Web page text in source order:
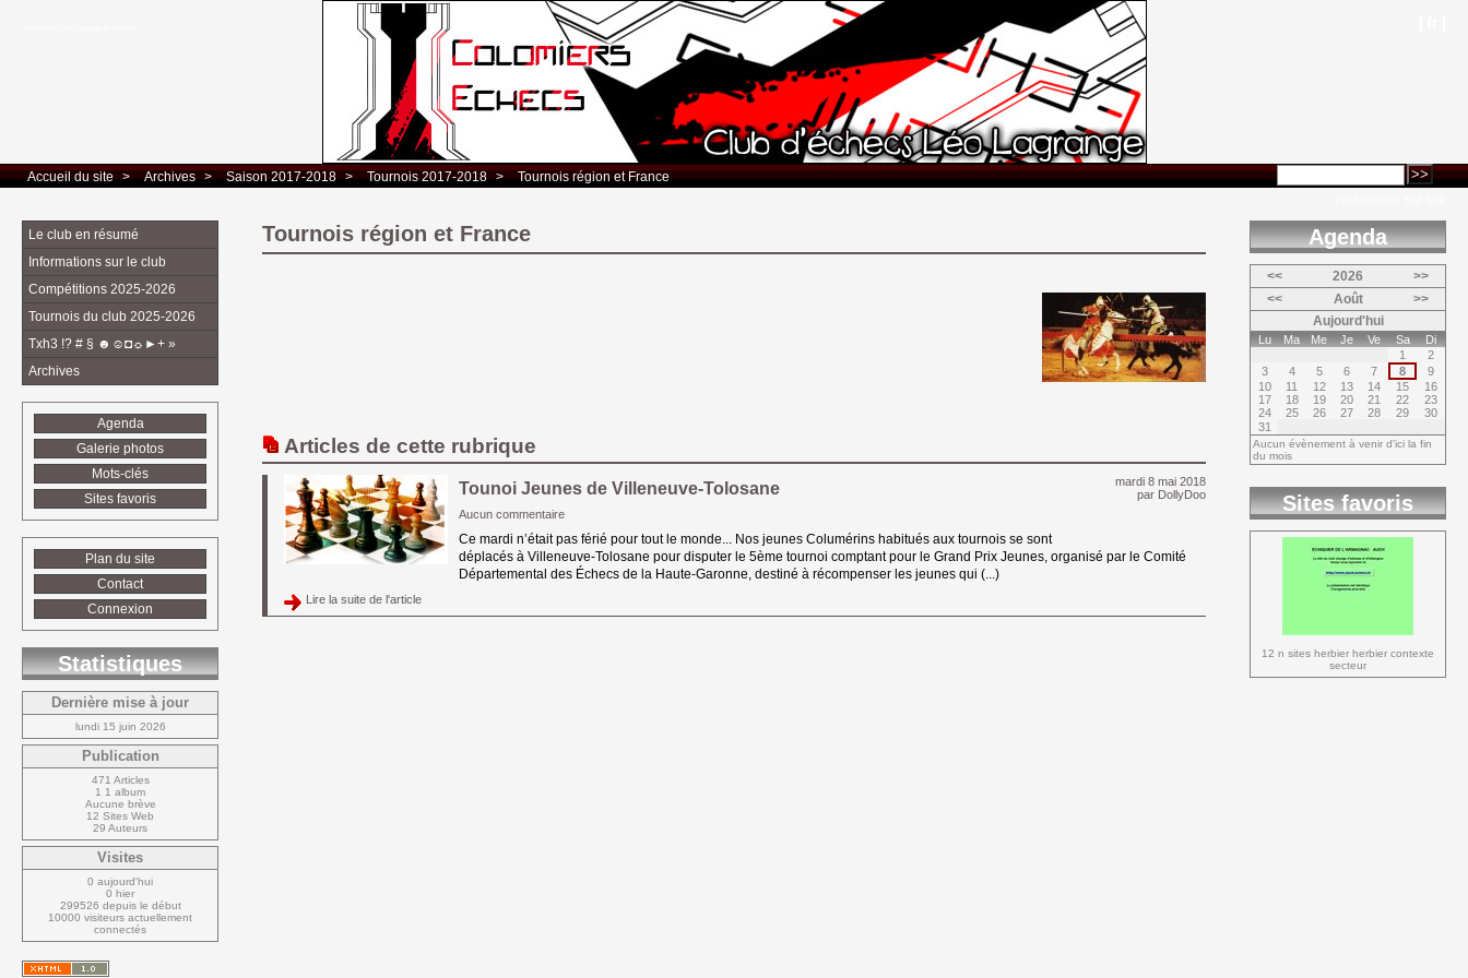
Accueil du site > Archives > Saison 2017-2018 > Tournois 2017-2018 > Tournois région et France
Tournois région et France
Articles de cette rubrique
mardi 8 mai 2018
par DollyDoo
Tounoi Jeunes de Villeneuve-Tolosane
Aucun commentaire
Ce mardi n’était pas férié pour tout le monde... Nos jeunes Columérins habitués aux tournois se sont
déplacés à Villeneuve-Tolosane pour disputer le 5ème tournoi comptant pour le Grand Prix Jeunes, organisé par le Comité
Départemental des Échecs de la Haute-Garonne, destiné à récompenser les jeunes qui (...)
Lire la suite de l'article
Le club en résumé
Informations sur le club
Compétitions 2025-2026
Tournois du club 2025-2026
Txh3 !? # § ☻☺◘☼►+ »
Archives
Agenda
Galerie photos
Mots-clés
Sites favoris
Plan du site
Contact
Connexion
Statistiques
Dernière mise à jour
lundi 15 juin 2026
Publication
471 Articles
1 1 album
Aucune brève
12 Sites Web
29 Auteurs
Visites
0 aujourd'hui
0 hier
299526 depuis le début
10000 visiteurs actuellement
connectés
Agenda
<< 2026
>>
<<
Août
>>
Aujourd'hui
Lu Ma Me Je Ve Sa
Di
1
2
3
4 5 6 7 8
9
10
11 12 13 14 15
16
17
18 19 20 21 22
23
24
25 26 27 28 29
30
31
Aucun évènement à venir d'ici la fin
du mois
Sites favoris
12 n sites herbier herbier contexte
secteur